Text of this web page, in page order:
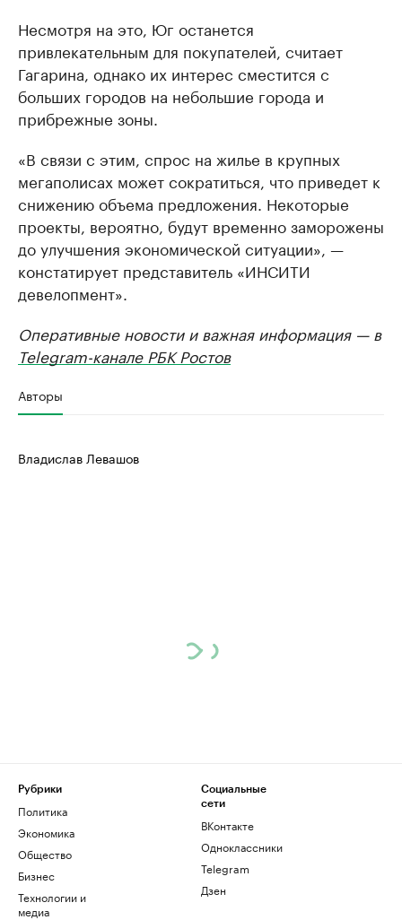
Несмотря на это, Юг останется
привлекательным для покупателей, считает
Гагарина, однако их интерес сместится с
больших городов на небольшие города и
прибрежные зоны.
«В связи с этим, спрос на жилье в крупных
мегаполисах может сократиться, что приведет к
снижению объема предложения. Некоторые
проекты, вероятно, будут временно заморожены
до улучшения экономической ситуации», —
констатирует представитель «ИНСИТИ
девелопмент».
Оперативные новости и важная информация — в
Telegram-канале РБК Ростов
Авторы
Владислав Левашов
Рубрики
Политика
Экономика
Общество
Бизнес
Технологии и
медиа
Социальные
сети
ВКонтакте
Одноклассники
Telegram
Дзен